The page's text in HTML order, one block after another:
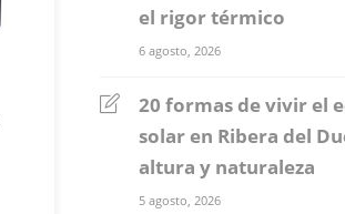
el rigor térmico
6 agosto, 2026
20 formas de vivir el
solar en Ribera del
altura y naturaleza
5 agosto, 2026